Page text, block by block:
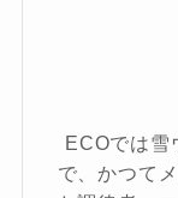
ECOでは雪
で、かつて